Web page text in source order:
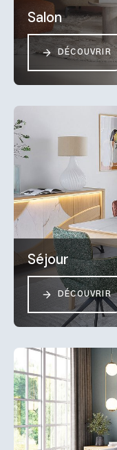
Salon
DÉCOUVRIR
Séjour
DÉCOUVRIR